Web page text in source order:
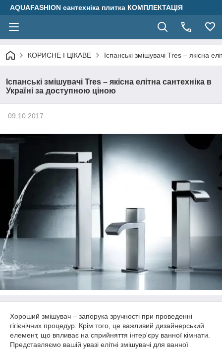
AQUAFASHION сантехніка плитка КОМПЛЕКТАЦІЯ
КОРИСНЕ І ЦІКАВЕ Іспанські змішувачі Tres – якісна
Іспанські змішувачі Tres – якісна елітна сантехніка в
Україні за доступною ціною
09.10.2017
Хороший змішувач – запорука зручності при проведенні
гігієнічних процедур. Крім того, це важливий дизайнерський
елемент, що впливає на сприйняття інтер'єру ванної кімнати.
Представляємо вашій увазі елітні змішувачі для ванної